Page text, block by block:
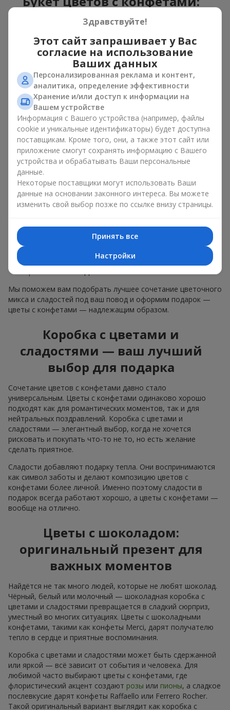
лучшее сочетание для
праздника
Цветы с конфетами — это пример того, как простая идея
может выглядеть очень эффектно. Цветы дарят эмоции
здесь и сейчас, а коробка с цветами и сладостями
оставляет небольшое продолжение радости. Вместе цветы
с конфетами создают гармонию цвета и вкуса, которая
всегда работает. Главное — правильно выбрать
композицию десерт и цветок:
В качестве романтичного сочетания отлично
подойдётсюрприз для любимой, в котором
классические розыдополнены конфетами Ferrero
Rocher или конфетами Raffaello;
Длякорпоративного мероприятияподойдёт
премиальный подарок: здесь коробка с цветами и
сладостями дополняется изысканными каллами,
хорошо сочетаются с конфетами
Merci, поддерживая нежную подачу и лёгкое
поздравление с рождением
Мы поможем вам подобрать лучшее сочетание цветочного
микса и сладостей под ваш повод и оформим подарок —
цветы с конфетами — надлежащим образом.
Коробка с цветами и
сладостями — ваш лучший
выбор для подарка
Сочетание цветов с конфетами давно стало
универсальным. Цветы с конфетами одинаково хорошо
подходят как для романтических моментов, так и для
нейтральных поздравлений. Коробка с цветами и
сладостями — элегантный выбор, когда не хочется
рисковать и покупать что-то не то, но есть желание
сделать приятное.
Сладости добавляют подарку тепла. Они воспринимаются
как символ заботы и делают композицию цветов с
конфетами более личной. Именно поэтому сладости в
подарок всегда работают хорошо, а цветы с конфетами —
вообще на отлично.
Цветы с шоколадом:
оригинальный презент для
важных моментов
Найдётся не так много людей, которые не любят шоколад.
Чёрный, белый или молочный — шоколадная коробка с
цветами и сладостями превращается в сладкий сюрприз,
уместный во многих ситуациях. Цветы с шоколадными
конфетами, такими как конфеты Merci, дарят получателю
тепло в сердце и приятные воспоминания.
Коробка с цветами и сладостями может быть сдержанной
или яркой — всё зависит от события и человека. Для
любимой часто выбирают цветы с конфетами, где
флористический акцент создают розы или пионы, а сладкое
послевкусие дарят конфеты Raffaello или Ferrero Rocher.
Такой оригинальный вариант выглядит как коробка с
Здравствуйте!
Этот сайт запрашивает у Вас
согласие на использование
Ваших данных
Персонализированная реклама и контент,
аналитика, определение эффективности
Хранение и/или доступ к информации на
Вашем устройстве
Информация с Вашего устройства (например, файлы
cookie и уникальные идентификаторы) будет доступна
поставщикам. Кроме того, они, а также этот сайт или
приложение смогут сохранять информацию с Вашего
устройства и обрабатывать Ваши персональные
данные.
Некоторые поставщики могут использовать Ваши
данные на основании законного интереса. Вы можете
изменить свой выбор позже по ссылке внизу страницы.
Принять все
Настройки